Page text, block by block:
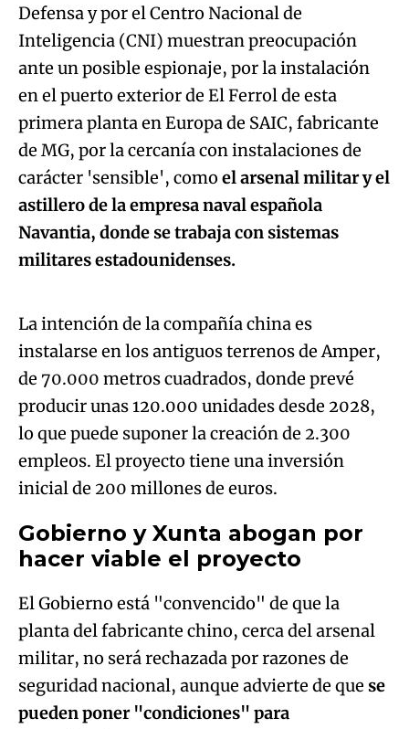
Defensa y por el Centro Nacional de
Inteligencia (CNI) muestran preocupación
ante un posible espionaje, por la instalación
en el puerto exterior de El Ferrol de esta
primera planta en Europa de SAIC, fabricante
de MG, por la cercanía con instalaciones de
carácter 'sensible', como el arsenal militar y el
astillero de la empresa naval española
Navantia, donde se trabaja con sistemas
militares estadounidenses.
Algo salió mal.
Try again
La intención de la compañía china es
instalarse en los antiguos terrenos de Amper,
de 70.000 metros cuadrados, donde prevé
producir unas 120.000 unidades desde 2028,
lo que puede suponer la creación de 2.300
empleos. El proyecto tiene una inversión
inicial de 200 millones de euros.
Gobierno y Xunta abogan por
hacer viable el proyecto
El Gobierno está "convencido" de que la
planta del fabricante chino, cerca del arsenal
militar, no será rechazada por razones de
seguridad nacional, aunque advierte de que se
pueden poner "condiciones" para